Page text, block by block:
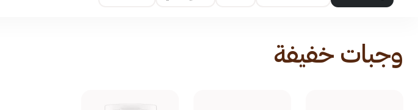
وجبات خفيفة